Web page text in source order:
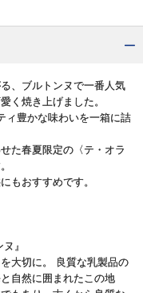
、ブルトンヌで一番人気
く焼き上げました。
ィ豊かな味わいを一箱に詰
た春夏限定の〈テ・オラ
もおすすめです。
』
大切に。 良質な乳製品の
自然に囲まれたこの地